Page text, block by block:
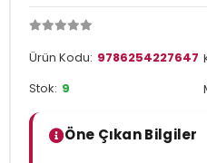
Ürün Kodu: 9786254227647
Stok: 9
Öne Çıkan Bilgiler